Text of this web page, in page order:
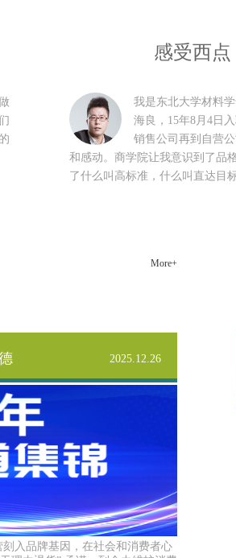
感受西点
我是东北大学材料
海良，15年8月4日
销售公司再到自营
和感动。商学院让我意识到了品
了什么叫高标准，什么叫直达目
给我太多太多的感动，这里是让
More+
2025.12.26
入品牌基因，在社会和消费者心